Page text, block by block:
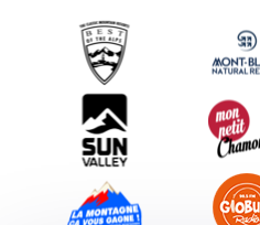
Service groupes et séminaires
Téléchargements
Tourisme et handicap